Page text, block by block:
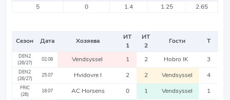
5
0 1.4 1.25 2.65
Сезон Дата Хозяева
ИТ
1
ИТ
2
Гости Т
DEN2
(26/27)
02.08 Vendsyssel 1 2 Hobro IK 3
DEN2
(26/27)
25.07 Hvidovre I 2 2 Vendsyssel 4
FRIC
(26)
18.07 AC Horsens 0 1 Vendsyssel 1